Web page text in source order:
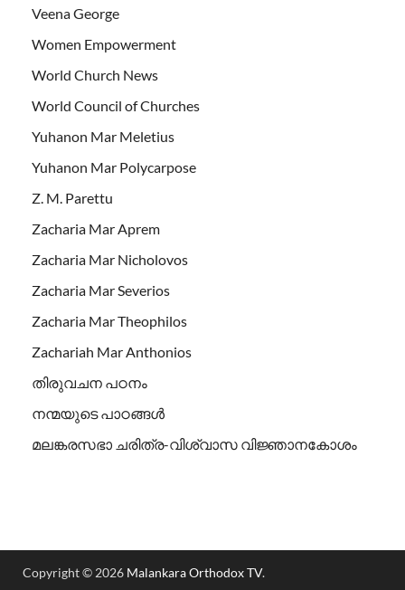
Veena George
Women Empowerment
World Church News
World Council of Churches
Yuhanon Mar Meletius
Yuhanon Mar Polycarpose
Z. M. Parettu
Zacharia Mar Aprem
Zacharia Mar Nicholovos
Zacharia Mar Severios
Zacharia Mar Theophilos
Zachariah Mar Anthonios
തിരുവചന പഠനം
നന്മയുടെ പാഠങ്ങള്‍
മലങ്കരസഭാ ചരിത്ര-വിശ്വാസ വിജ്ഞാനകോശം
Copyright © 2026 Malankara Orthodox TV.